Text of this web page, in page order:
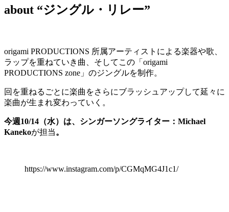
about “ジングル・リレー”
origami PRODUCTIONS 所属アーティストによる楽器や歌、
ラップを重ねていき曲、そしてこの「origami
PRODUCTIONS zone」のジングルを制作。
回を重ねるごとに楽曲をさらにブラッシュアップして延々に
楽曲が生まれ変わっていく。
今週10/14（水）は、シンガーソングライター：Michael
Kanekoが担当。
https://www.instagram.com/p/CGMqMG4J1c1/